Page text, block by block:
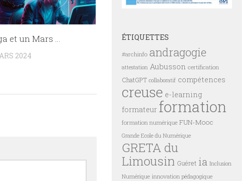
et un Mars …
2024
ÉTIQUETTES
#archinfo andragogie
attestation Aubusson certification
ChatGPT collaboratif compétences
creuse e-learning
formateur formation
formation numérique FUN-Mooc
Grande Ecole du Numérique
GRETA du
Limousin Guéret ia Inclusion
Numérique innovation pédagogique